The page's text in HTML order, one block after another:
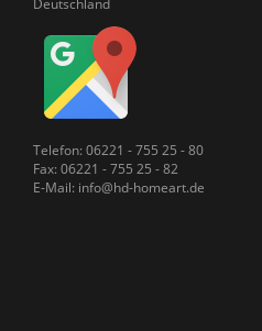
Telefon: 06221 - 755 25 - 80
Fax: 06221 - 755 25 - 82
E-Mail: info@hd-homeart.de